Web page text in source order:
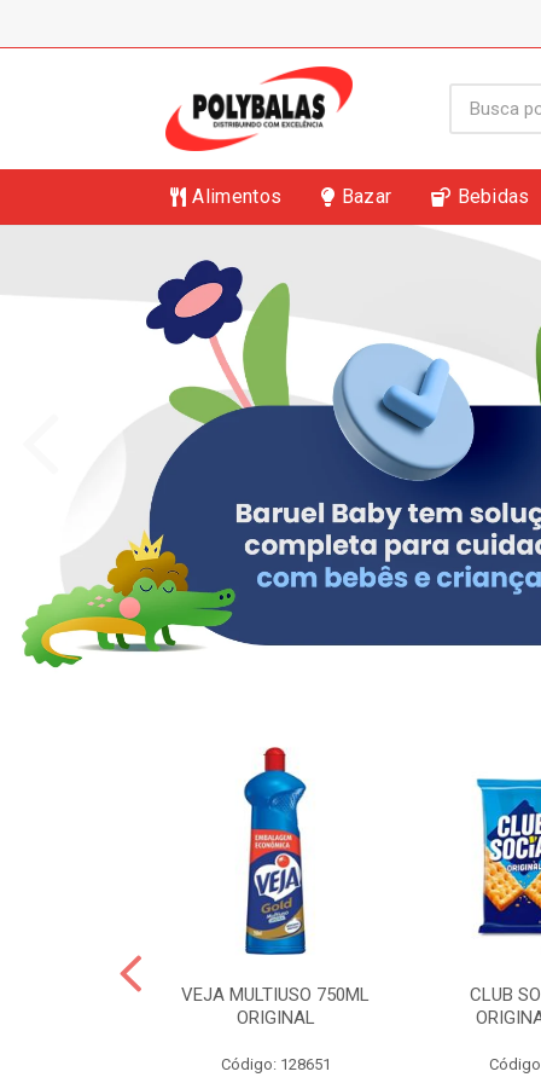
Alimentos Bazar Bebidas
VEJA MULTIUSO 750ML
ORIGINAL
Código: 128651
CLUB